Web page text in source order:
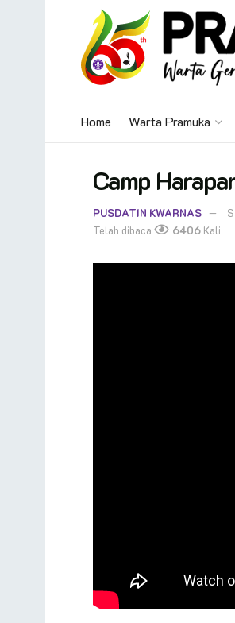
Home Warta Pramuka
Camp
PUSDATIN KWARNAS
Telah dibaca
6406 Kali